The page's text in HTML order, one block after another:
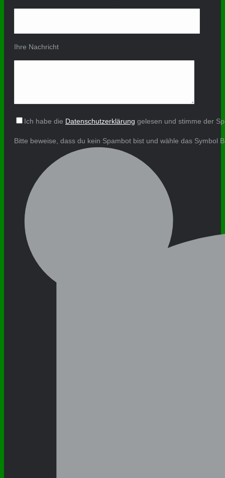
Ihre Nachricht
Ich habe die Datenschutzerklärung gelesen und stimme der
Bitte beweise, dass du kein Spambot bist und wähle das Symbol